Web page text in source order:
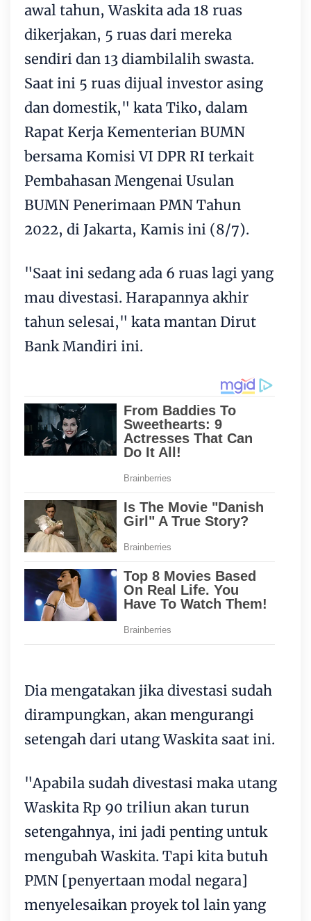
awal tahun, Waskita ada 18 ruas
dikerjakan, 5 ruas dari mereka
sendiri dan 13 diambilalih swasta.
Saat ini 5 ruas dijual investor asing
dan domestik," kata Tiko, dalam
Rapat Kerja Kementerian BUMN
bersama Komisi VI DPR RI terkait
Pembahasan Mengenai Usulan
BUMN Penerimaan PMN Tahun
2022, di Jakarta, Kamis ini (8/7).
"Saat ini sedang ada 6 ruas lagi yang
mau divestasi. Harapannya akhir
tahun selesai," kata mantan Dirut
Bank Mandiri ini.
Dia mengatakan jika divestasi sudah
dirampungkan, akan mengurangi
setengah dari utang Waskita saat ini.
"Apabila sudah divestasi maka utang
Waskita Rp 90 triliun akan turun
setengahnya, ini jadi penting untuk
mengubah Waskita. Tapi kita butuh
PMN [penyertaan modal negara]
menyelesaikan proyek tol lain yang